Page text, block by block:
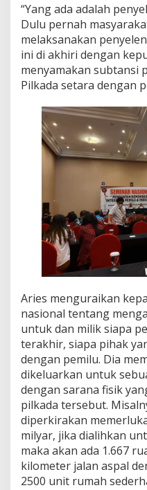
e
g
r
i
t
a
s
“Yang ada adalah
Dulu pernah
melaksanakan
ini di akhiri dengan
menyamakan subtansi
Pilkada setara dengan
Aries menguraikan
nasional tentang
untuk dan milik siapa
terakhir, siapa pihak
dengan pemilu. Dia
dikeluarkan untuk
dengan sarana fisik
pilkada tersebut.
diperkirakan
milyar, jika dialihkan
maka akan ada 1.667
kilometer jalan aspal
2500 unit rumah